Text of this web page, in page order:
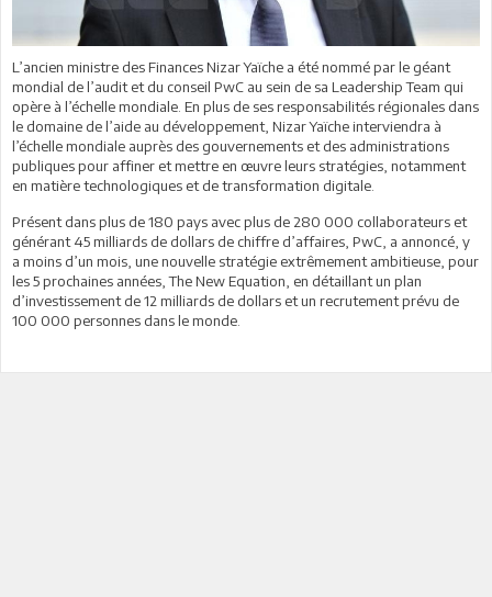
L’ancien ministre des Finances Nizar Yaïche a été nommé par le géant
mondial de l’audit et du conseil PwC au sein de sa Leadership Team qui
opère à l’échelle mondiale. En plus de ses responsabilités régionales dans
le domaine de l’aide au développement, Nizar Yaïche interviendra à
l’échelle mondiale auprès des gouvernements et des administrations
publiques pour affiner et mettre en œuvre leurs stratégies, notamment
en matière technologiques et de transformation digitale.
Présent dans plus de 180 pays avec plus de 280 000 collaborateurs et
générant 45 milliards de dollars de chiffre d’affaires, PwC, a annoncé, y
a moins d’un mois, une nouvelle stratégie extrêmement ambitieuse, pour
les 5 prochaines années, The New Equation, en détaillant un plan
d’investissement de 12 milliards de dollars et un recrutement prévu de
100 000 personnes dans le monde.